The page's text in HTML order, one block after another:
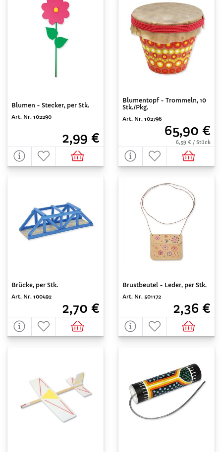
Blumen - Stecker, per Stk.
Art. Nr. 102290
2,99 €
Blumentopf - Trommeln, 10
Stk./Pkg.
Art. Nr. 102796
65,90 €
6,59 € / Stück
Brücke, per Stk.
Art. Nr. 100492
2,70 €
Brustbeutel - Leder, per Stk.
Art. Nr. 501172
2,36 €